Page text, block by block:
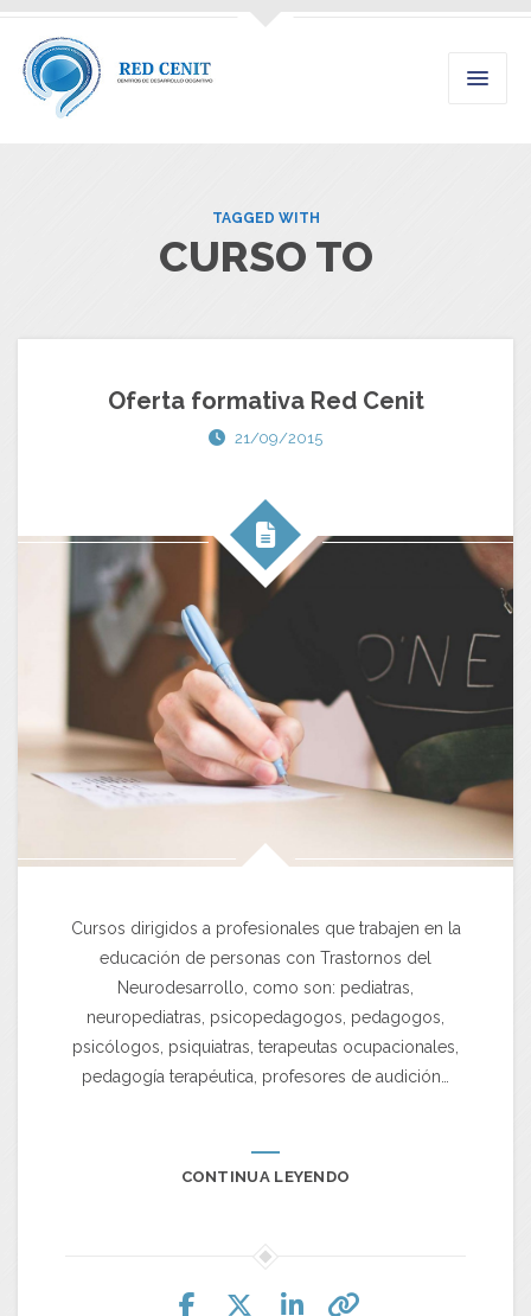
TAGGED WITH
CURSO TO
Oferta formativa Red Cenit
21/09/2015
Cursos dirigidos a profesionales que trabajen en la
educación de personas con Trastornos del
Neurodesarrollo, como son: pediatras,
neuropediatras, psicopedagogos, pedagogos,
psicólogos, psiquiatras, terapeutas ocupacionales,
pedagogía terapéutica, profesores de audición…
CONTINUA LEYENDO